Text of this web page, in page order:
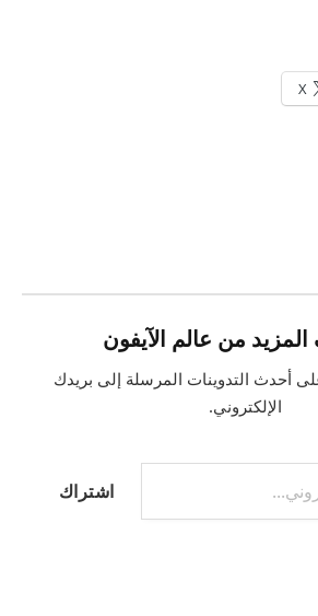
X
من عالم الآيفون
أحدث التدوينات المرسلة إلى بريدك
الإلكتروني.
اشتراك